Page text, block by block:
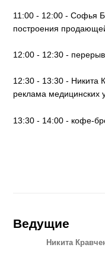
11:00 - 12:00 - Софья
построения
12:00 - 12:30 -
12:30 - 13:30 - Никита
реклама медицинских
13:30 - 14:00 - кофе-
Ведущие
Никита